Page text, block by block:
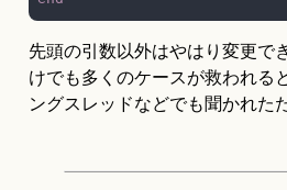
先頭の引数以外はやはり変更で
けでも多くのケースが救われる
ングスレッドなどでも聞かれた